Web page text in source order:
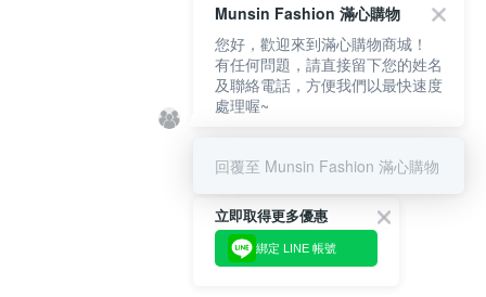
立即取得更多優惠
綁定 LINE 帳號
Munsin Fashion 滿心購物
您好，歡迎來到滿心購物商城！
有任何問題，請直接留下您的姓名
及聯絡電話，方便我們以最快速度
處理喔~
回覆至 Munsin Fashion 滿心購物